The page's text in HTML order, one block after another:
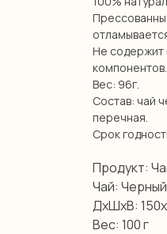
Не содержит
компонентов.
Вес: 96г.
Состав: чай
перечная.
Срок
Продукт:
Чай: Черный
ДxШxВ:
Вес: 100 г